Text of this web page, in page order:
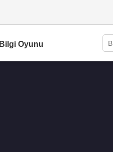
Bilgi Oyunu